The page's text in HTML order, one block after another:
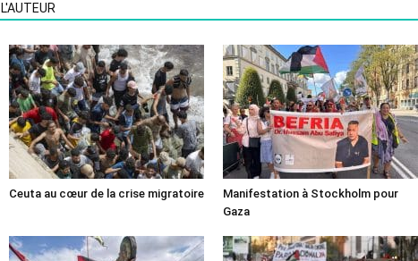
Ceuta au cœur de la crise migratoire
Manifestation à Stockholm pour
Gaza